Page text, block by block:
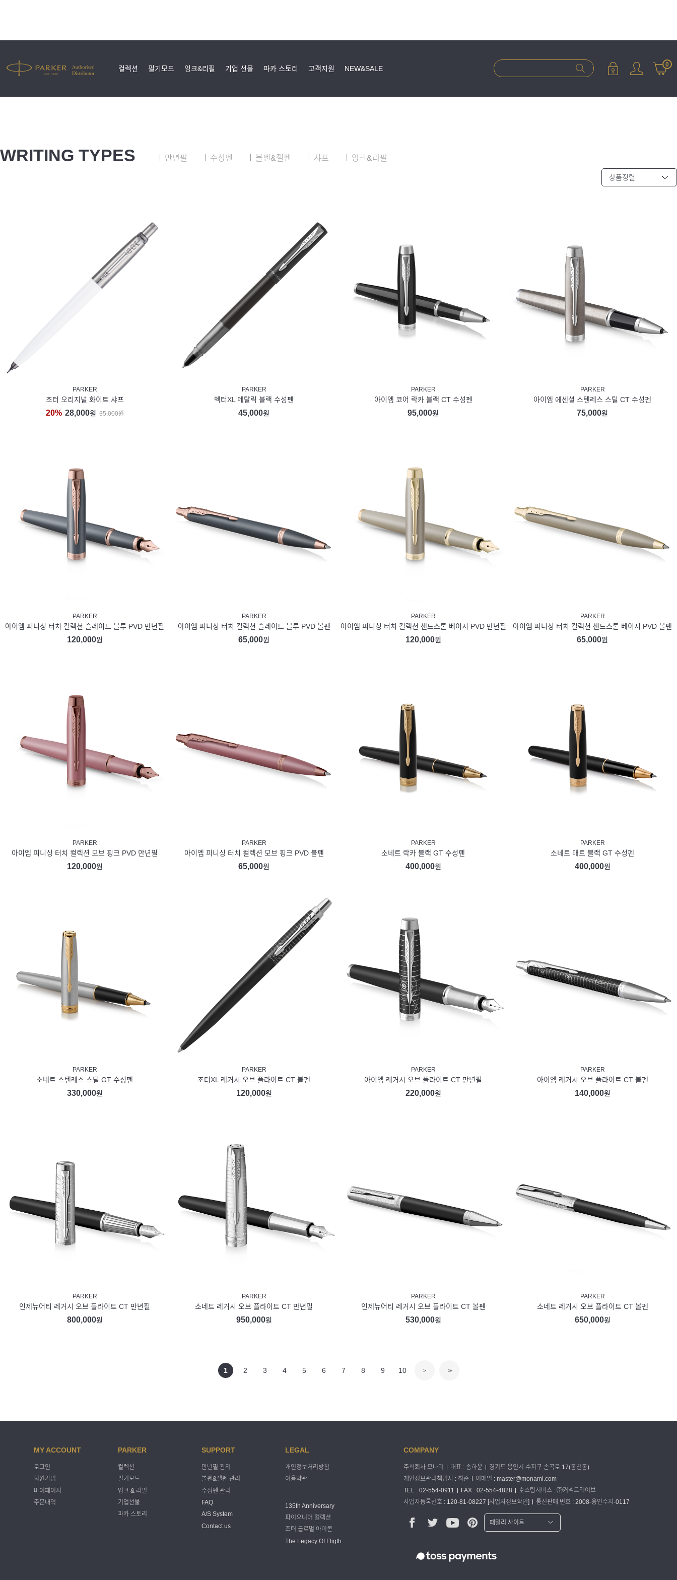
컬렉션 필기모드 잉크&리필 기업 선물 파카 스토리 고객지원 NEW&SALE 0
WRITING TYPES 만년필 수성펜 볼펜&젤펜 샤프 잉크&리필
상품정렬
PARKER
조터 오리지널 화이트 샤프
20% 28,000원 35,000원
PARKER
벡터XL 메탈릭 블랙 수성펜
45,000원
PARKER
아이엠 코어 락카 블랙 CT 수성펜
95,000원
PARKER
아이엠 에센셜 스텐레스 스틸 CT 수성펜
75,000원
PARKER
아이엠 피니싱 터치 컬렉션 슬레이트 블루 PVD 만년필
120,000원
PARKER
아이엠 피니싱 터치 컬렉션 슬레이트 블루 PVD 볼펜
65,000원
PARKER
아이엠 피니싱 터치 컬렉션 샌드스톤 베이지 PVD 만년필
120,000원
PARKER
아이엠 피니싱 터치 컬렉션 샌드스톤 베이지 PVD 볼펜
65,000원
PARKER
아이엠 피니싱 터치 컬렉션 모브 핑크 PVD 만년필
120,000원
PARKER
아이엠 피니싱 터치 컬렉션 모브 핑크 PVD 볼펜
65,000원
PARKER
소네트 락카 블랙 GT 수성펜
400,000원
PARKER
소네트 매트 블랙 GT 수성펜
400,000원
PARKER
소네트 스텐레스 스틸 GT 수성펜
330,000원
PARKER
조터XL 레거시 오브 플라이트 CT 볼펜
120,000원
PARKER
아이엠 레거시 오브 플라이트 CT 만년필
220,000원
PARKER
아이엠 레거시 오브 플라이트 CT 볼펜
140,000원
PARKER
인제뉴어티 레거시 오브 플라이트 CT 만년필
800,000원
PARKER
소네트 레거시 오브 플라이트 CT 만년필
950,000원
PARKER
인제뉴어티 레거시 오브 플라이트 CT 볼펜
530,000원
PARKER
소네트 레거시 오브 플라이트 CT 볼펜
650,000원
1 2 3 4 5 6 7 8 9 10 > >>
MY ACCOUNT
로그인
회원가입
마이페이지
주문내역
PARKER
컬렉션
필기모드
잉크 & 리필
기업선물
파카 스토리
SUPPORT
만년필 관리
볼펜&젤펜 관리
수성펜 관리
FAQ
A/S System
Contact us
LEGAL
개인정보처리방침
이용약관
135th Anniversary
파이오니어 컬렉션
조터 글로벌 아이콘
The Legacy Of Fligth
COMPANY
주식회사 모나미 대표 : 송하윤
경기도 용인시 수지구 손곡로 17(동천동)
개인정보관리책임자 : 최준
이메일 : master@monami.com
TEL : 02-554-0911
FAX : 02-554-4828
호스팅서비스 : ㈜커넥트웨이브
사업자등록번호 : 120-81-08227 [사업자정보확인] 통신판매 번호 : 2008-용인수지-0117
패밀리 사이트
파카 글로벌